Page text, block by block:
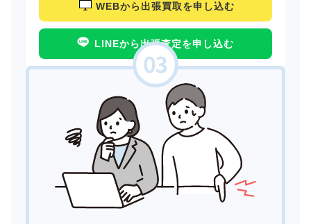
WEBから出張買取を申し込む
LINEから出張査定を申し込む